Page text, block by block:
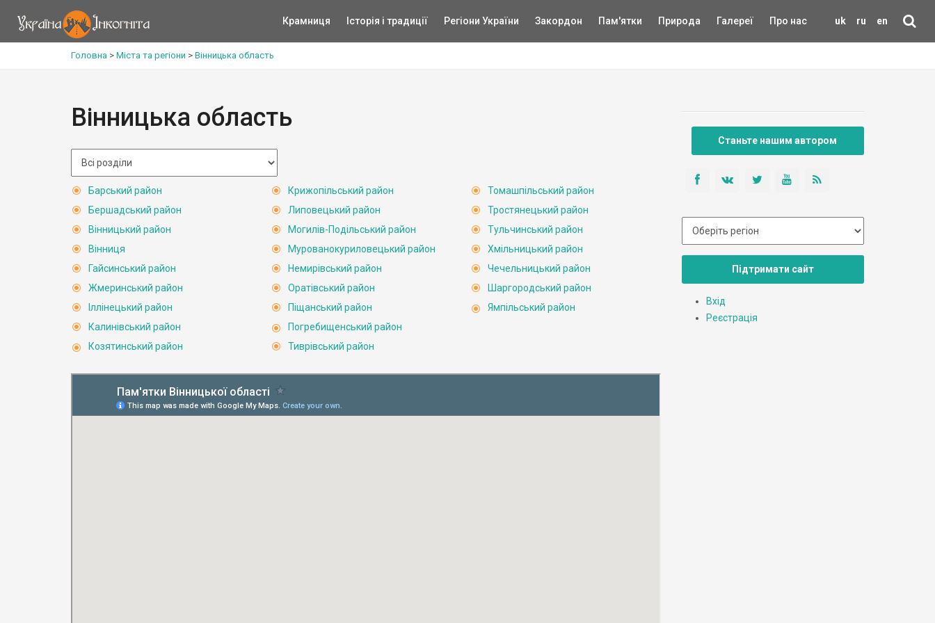
uk ru en
Крамниця Історія і традиції Регіони України Закордон Пам'ятки Природа Галереї Про нас
Головна > Міста та регіони > Вінницька область
Вінницька область
Барський район
Бершадський район
Вінницький район
Вінниця
Гайсинський район
Жмеринський район
Іллінецький район
Калинівський район
Козятинський район
Крижопільський район
Липовецький район
Могилів-Подільський район
Мурованокуриловецький район
Немирівський район
Оратівський район
Піщанський район
Погребищенський район
Тиврівський район
Томашпільський район
Тростянецький район
Тульчинський район
Хмільницький район
Чечельницький район
Шаргородський район
Ямпільський район
Станьте нашим автором
Підтримати сайт
Вхід
Реєстрація